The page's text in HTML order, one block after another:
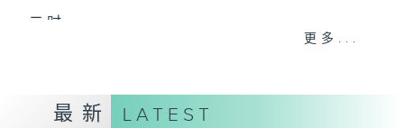
二 时
黄可柔、马崇恩、萧桐、陈婉红、红萍、林玉琴、陈
更多...
最新 LATEST